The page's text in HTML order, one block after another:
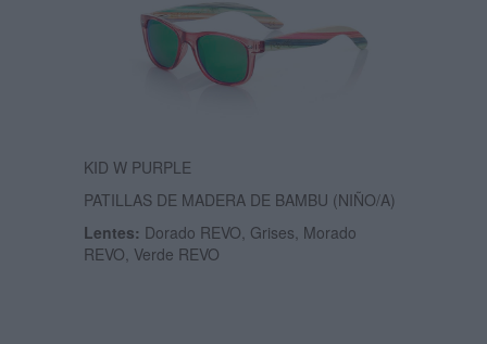
KID W PURPLE
PATILLAS DE MADERA DE BAMBU (NIÑO/A)
Lentes: Dorado REVO, Grises, Morado
REVO, Verde REVO